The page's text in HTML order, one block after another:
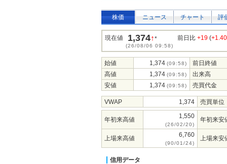
株価 ニュース チャート 評
現在値 1,374↑*
(26/08/06 09:58)
前日比 +19 (
始値 1,374 (09:58)
前日終値
高値
1,374 (09:58)
出来高
安値
1,374 (09:58) 売買代金
VWAP 1,374 売買単位
年初来高値 1,550
(26/02/20)
年初来安
上場来高値 6,760
(90/01/24)
上場来安
信用データ